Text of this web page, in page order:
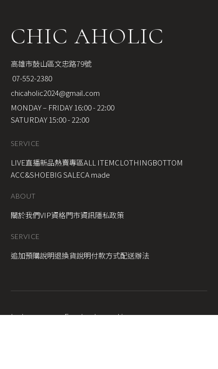
CHIC AHOLIC
高雄市鼓山區文忠路79號
07-552-2380
chicaholic2024@gmail.com
MONDAY – FRIDAY 16:00 - 22:00
SATURDAY 15:00 - 22:00
SERVICE
LIVE直播新品熱賣專區ALL ITEMCLOTHINGBOTTOM
ACC&SHOEBIG SALECA made
ABOUT
關於我們VIP資格門市資訊隱私政策
SERVICE
追加預購說明退換貨說明付款方式配送辦法
Instagram Facebook Line